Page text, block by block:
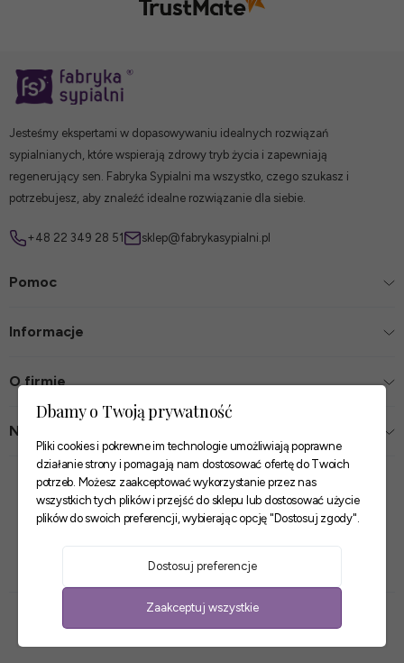
Jesteśmy ekspertami w dopasowywaniu idealnych rozwiązań
sypialnianych, które wspierają zdrowy tryb życia i zapewniają
regenerujący sen. Fabryka Sypialni ma wszystko, czego szukasz i
potrzebujesz, aby znaleźć idealne rozwiązanie dla siebie.
+48 22 349 28 51 sklep@fabrykasypialni.pl
Pomoc
Informacje
O firmie
Nasze sklepy
Zaufane płatności
Dbamy o Twoją prywatność
Pliki cookies i pokrewne im technologie umożliwiają poprawne
działanie strony i pomagają nam dostosować ofertę do Twoich
potrzeb. Możesz zaakceptować wykorzystanie przez nas
wszystkich tych plików i przejść do sklepu lub dostosować użycie
plików do swoich preferencji, wybierając opcję "Dostosuj zgody".
Dostosuj preferencje
Zaakceptuj wszystkie